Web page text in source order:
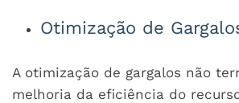
Otimização de
A otimização de gargalos não
melhoria da eficiência do